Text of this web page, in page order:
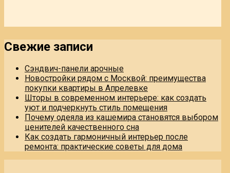
Свежие записи
Сэндвич-панели арочные
Новостройки рядом с Москвой: преимущества
покупки квартиры в Апрелевке
Шторы в современном интерьере: как создать
уют и подчеркнуть стиль помещения
Почему одеяла из кашемира становятся выбором
ценителей качественного сна
Как создать гармоничный интерьер после
ремонта: практические советы для дома